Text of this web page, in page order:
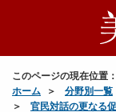
このページの現在位置：
ホーム
分野別一覧
官民対話の更なる